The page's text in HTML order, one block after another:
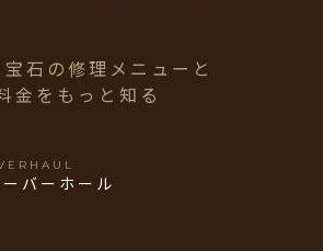
宝石の修理メニューと
金をもっと知る
ーバーホール